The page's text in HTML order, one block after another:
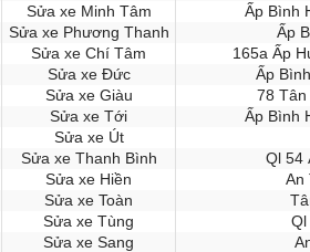
Sửa xe Minh Tâm
Ấp Bình
Sửa xe Phương Thanh
Ấp
Sửa xe Chí Tâm
165a Ấp
Sửa xe Đức
Ấp
Sửa xe Giàu
78
Sửa xe Tới
Ấp Bình
Sửa xe Út
Sửa xe Thanh Bình
Ql 54
Sửa xe Hiền
An
Sửa xe Toàn
Sửa xe Tùng
Ql
Sửa xe Sang